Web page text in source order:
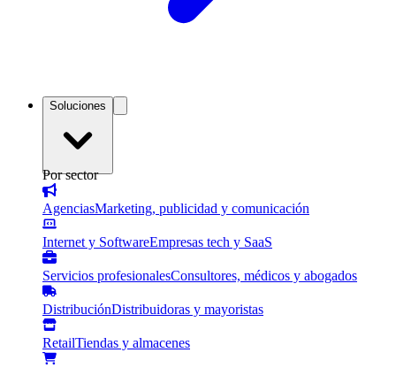
Soluciones
Por sector
AgenciasMarketing, publicidad y comunicación
Internet y SoftwareEmpresas tech y SaaS
Servicios profesionalesConsultores, médicos y abogados
DistribuciónDistribuidoras y mayoristas
RetailTiendas y almacenes